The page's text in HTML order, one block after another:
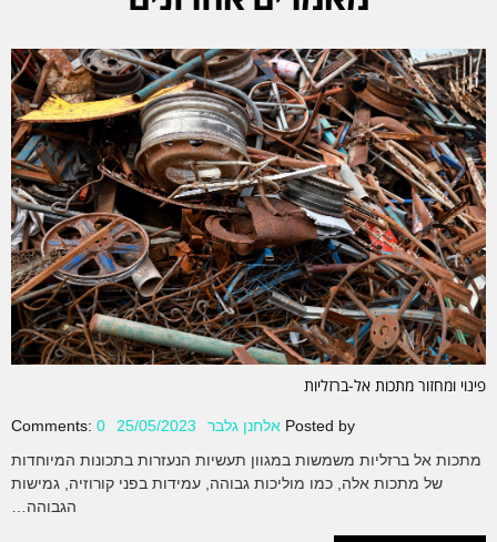
פינוי ומחזור מתכות אל-ברזליות
Posted by אלחנן גלבר 25/05/2023
Comments: 0
מתכות אל ברזליות משמשות במגוון תעשיות הנעזרות בתכונות המיוחדות
של מתכות אלה, כמו מוליכות גבוהה, עמידות בפני קורוזיה, גמישות
הגבוהה…